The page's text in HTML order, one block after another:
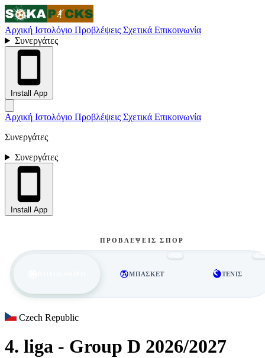
Αρχική Ιστολόγιο Προβλέψεις Σχετικά Επικοινωνία
Συνεργάτες
Install App
Αρχική Ιστολόγιο Προβλέψεις Σχετικά Επικοινωνία
Συνεργάτες
Συνεργάτες
Install App
ΠΡΟΒΛΈΨΕΙΣ ΣΠΟΡ
ΜΠΆΣΚΕΤ ΤΈΝΙΣ
ΝΕΟ
Czech Republic
4. liga - Group D 2026/2027